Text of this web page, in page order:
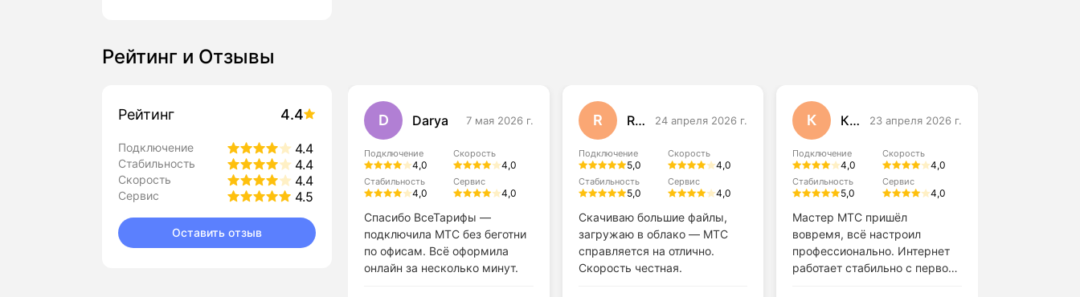
Рейтинг 4.4
Подключение 4.4
Стабильность 4.4
Скорость 4.4
Сервис 4.5
Оставить отзыв
Рейтинг и Отзывы
D Darya 7 мая 2026 г.
Подключение
4,0
Скорость
4,0
Стабильность
4,0
Сервис
4,0
Спасибо ВсеТарифы —
подключила МТС без беготни
по офисам. Всё оформила
онлайн за несколько минут.
R Regina 24 апреля 2026 г.
Подключение
5,0
Скорость
4,0
Стабильность
5,0
Сервис
4,0
Скачиваю большие файлы,
загружаю в облако — МТС
справляется на отлично.
Скорость честная.
К Кристина Шевченко 23 апреля 2026 г.
Подключение
4,0
Скорость
4,0
Стабильность
5,0
Сервис
4,0
Мастер МТС пришёл
вовремя, всё настроил
профессионально. Интернет
работает стабильно с первого